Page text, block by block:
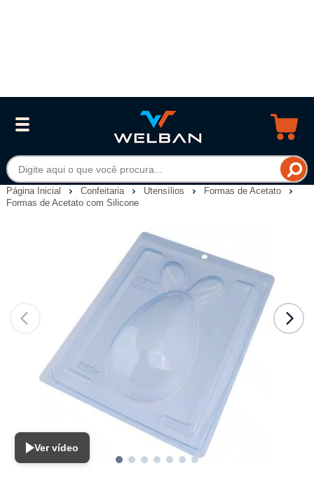
Página Inicial Confeitaria Utensílios
Formas de Acetato
Formas de Acetato com Silicone
Ver vídeo